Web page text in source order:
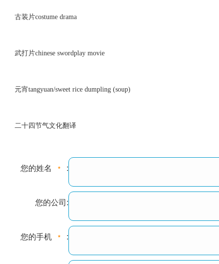
古装片costume drama
武打片chinese swordplay movie
元宵tangyuan/sweet rice dumpling (soup)
二十四节气文化翻译
您的姓名 :
您的公司:
您的手机 :